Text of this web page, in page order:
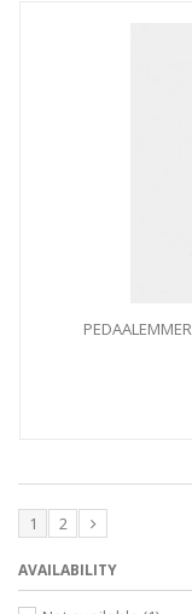
1 2
AVAILABILITY